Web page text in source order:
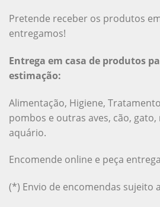
Pretende receber os produtos
entregamos!
Entrega em casa de produtos
estimação:
Alimentação, Higiene,
pombos e outras aves, cão,
aquário.
Encomende online e peça
(*) Envio de encomendas sujeito